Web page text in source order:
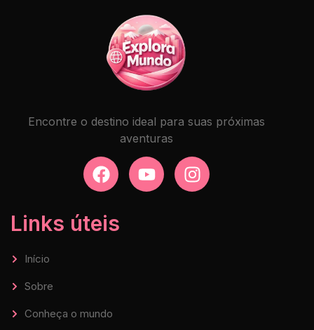
Encontre o destino ideal para suas próximas
aventuras
Links úteis
Início
Sobre
Conheça o mundo